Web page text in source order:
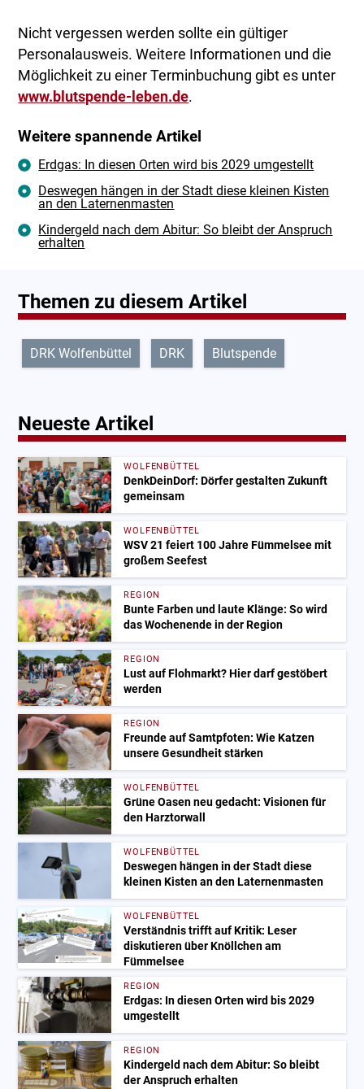
Nicht vergessen werden sollte ein gültiger
Personalausweis. Weitere Informationen und die
Möglichkeit zu einer Terminbuchung gibt es unter
www.blutspende-leben.de.
Weitere spannende Artikel
Erdgas: In diesen Orten wird bis 2029 umgestellt
Deswegen hängen in der Stadt diese kleinen Kisten
an den Laternenmasten
Kindergeld nach dem Abitur: So bleibt der Anspruch
erhalten
Themen zu diesem Artikel
DRK Wolfenbüttel DRK Blutspende
Neueste Artikel
WOLFENBÜTTEL
DenkDeinDorf: Dörfer gestalten Zukunft
gemeinsam
WOLFENBÜTTEL
WSV 21 feiert 100 Jahre Fümmelsee mit
großem Seefest
REGION
Bunte Farben und laute Klänge: So wird
das Wochenende in der Region
REGION
Lust auf Flohmarkt? Hier darf gestöbert
werden
REGION
Freunde auf Samtpfoten: Wie Katzen
unsere Gesundheit stärken
WOLFENBÜTTEL
Grüne Oasen neu gedacht: Visionen für
den Harztorwall
WOLFENBÜTTEL
Deswegen hängen in der Stadt diese
kleinen Kisten an den Laternenmasten
WOLFENBÜTTEL
Verständnis trifft auf Kritik: Leser
diskutieren über Knöllchen am
Fümmelsee
REGION
Erdgas: In diesen Orten wird bis 2029
umgestellt
REGION
Kindergeld nach dem Abitur: So bleibt
der Anspruch erhalten